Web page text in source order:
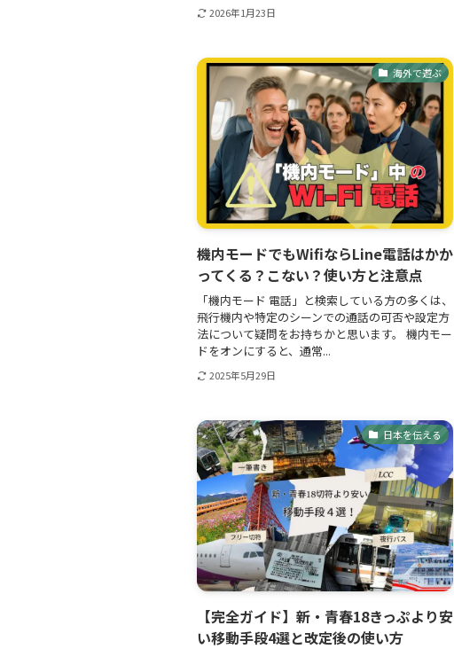
2026年1月23日
海外で遊ぶ
機内モードでもWifiならLine電話はかか
ってくる？こない？使い方と注意点
「機内モード 電話」と検索している方の多くは、
飛行機内や特定のシーンでの通話の可否や設定方
法について疑問をお持ちかと思います。 機内モー
ドをオンにすると、通常...
2025年5月29日
日本を伝える
【完全ガイド】新・青春18きっぷより安
い移動手段4選と改定後の使い方